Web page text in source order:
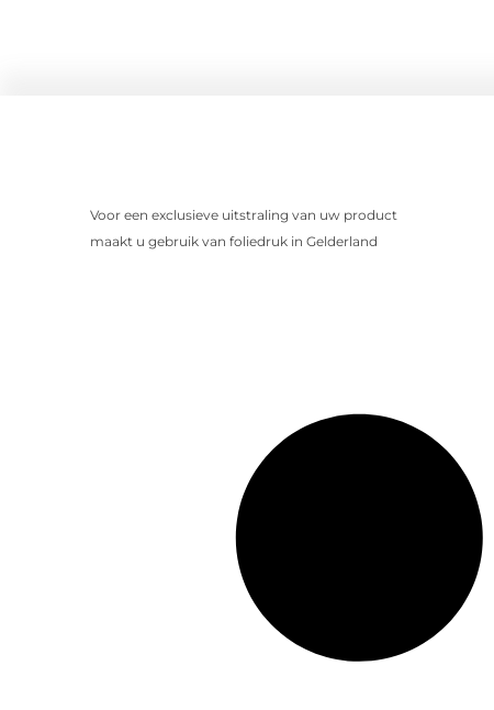
Voor een exclusieve uitstraling van uw product
maakt u gebruik van foliedruk in Gelderland